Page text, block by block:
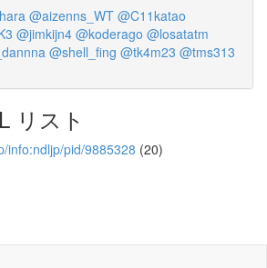
@aizenns_WT @C11katao
@jimkijn4 @koderago @losatatm
@shell_fing @tk4m23 @tms313
リスト
info:ndljp/pid/9885328 (20)